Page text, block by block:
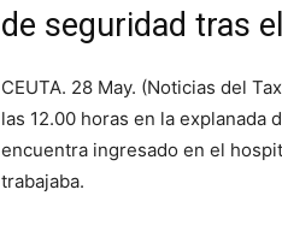
de seguridad tras
CEUTA. 28 May. (Noticias del
las 12.00 horas en la explanada
encuentra ingresado en el
trabajaba.